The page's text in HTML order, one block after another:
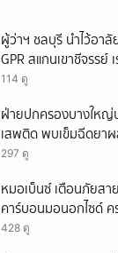
ผู้ว่าฯ ชลบุรี นำไว้อา
GPR สแกนเขาชีจรรย์
114 ดู
ฝ่ายปกครองบางใหญ่
เสพติด พบเข็มฉีดยา
297 ดู
หมอเบ็นซ์ เตือนภัยสา
คาร์บอนมอนอกไซด์ ค
วัดติดตัว
428 ดู